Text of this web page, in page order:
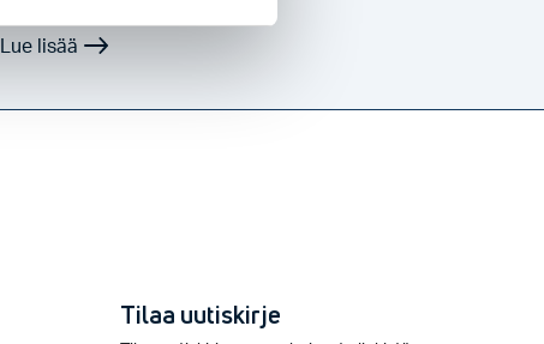
Suojapeitteet ovat järkevä…
Tilaa uutiskirje